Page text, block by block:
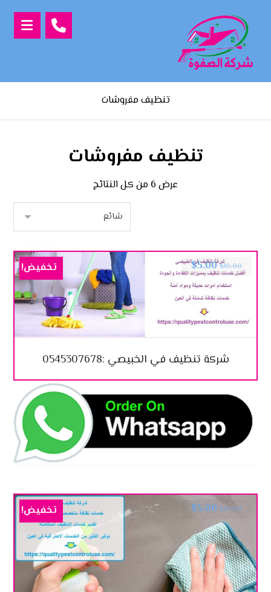
تنظيف مفروشات
تنظيف مفروشات
عرض ⁦6⁩ من كل النتائج
شركة تنظيف في الخبيصي :0545307678
$10.00
$5.00 تخفيض!
$10.00
$5.00 تخفيض!